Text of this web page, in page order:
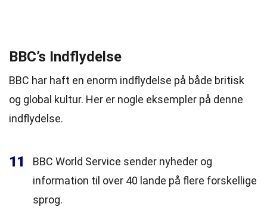
BBC’s Indflydelse
BBC har haft en enorm indflydelse på både britisk
og global kultur. Her er nogle eksempler på denne
indflydelse.
11
BBC World Service sender nyheder og
information til over 40 lande på flere forskellige
sprog.